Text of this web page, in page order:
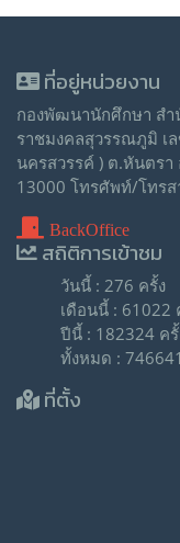
ที่อยู่หน่วยงาน
กองพัฒนานักศึกษา สำ
ราชมงคลสุวรรณภูมิ เ
นครสวรรค์ ) ต.หันตร
13000 โทรศัพท์/โทรส
BackOffice
สถิติการเข้าชม
วันนี้ : 276 ครั้ง
เดือนนี้ : 61022
ปีนี้ : 182324 ค
ทั้งหมด :
ที่ตั้ง